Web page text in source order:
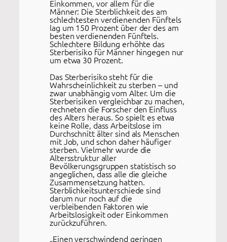
Einkommen, vor allem für die
Männer: Die Sterblichkeit des am
schlechtesten verdienenden Fünftels
lag um 150 Prozent über der des am
besten verdienenden Fünftels.
Schlechtere Bildung erhöhte das
Sterberisiko für Männer hingegen nur
um etwa 30 Prozent.
Das Sterberisiko steht für die
Wahrscheinlichkeit zu sterben – und
zwar unabhängig vom Alter. Um die
Sterberisiken vergleichbar zu machen,
rechneten die Forscher den Einfluss
des Alters heraus. So spielt es etwa
keine Rolle, dass Arbeitslose im
Durchschnitt älter sind als Menschen
mit Job, und schon daher häufiger
sterben. Vielmehr wurde die
Altersstruktur aller
Bevölkerungsgruppen statistisch so
angeglichen, dass alle die gleiche
Zusammensetzung hatten.
Sterblichkeitsunterschiede sind
darum nur noch auf die
verbleibenden Faktoren wie
Arbeitslosigkeit oder Einkommen
zurückzuführen.
„Einen verschwindend geringen